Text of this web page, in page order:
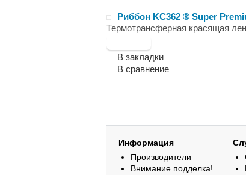
Риббон KC362 ® Super
Термотрансферная красящая
В закладки
В сравнение
Информация
Производители
Внимание подделка!